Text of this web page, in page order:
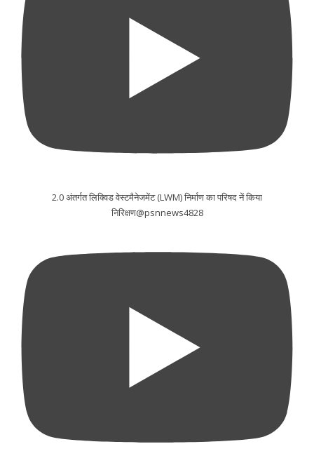
2.0 अंतर्गत लिक्विड वेस्टमैनेजमेंट (LWM) निर्माण का परिषद नें किया
निरिक्षण@psnnews4828